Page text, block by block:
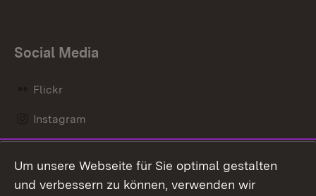
Social Media
Flickr
Instagram
Mastodon
Um unsere Webseite für Sie optimal gestalten
und verbessern zu können, verwenden wir